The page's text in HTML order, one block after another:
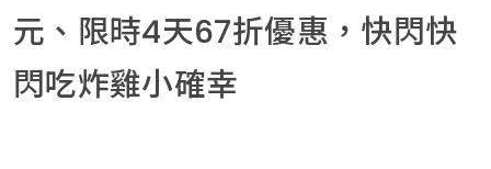
元、限時4天67折優惠，快閃快
閃吃炸雞小確幸